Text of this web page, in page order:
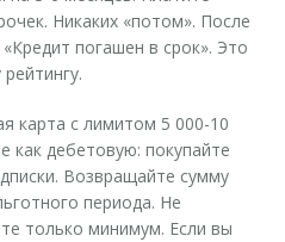
Никаких «потом». После
погашен в срок». Это
карта с лимитом 5 000-10
как дебетовую: покупайте
Возвращайте сумму
периода. Не
только минимум. Если вы